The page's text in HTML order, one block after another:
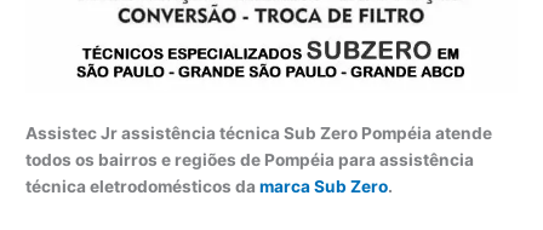
Assistec Jr assistência técnica Sub Zero Pompéia atende
todos os bairros e regiões de Pompéia para assistência
técnica eletrodomésticos damarca Sub Zero.